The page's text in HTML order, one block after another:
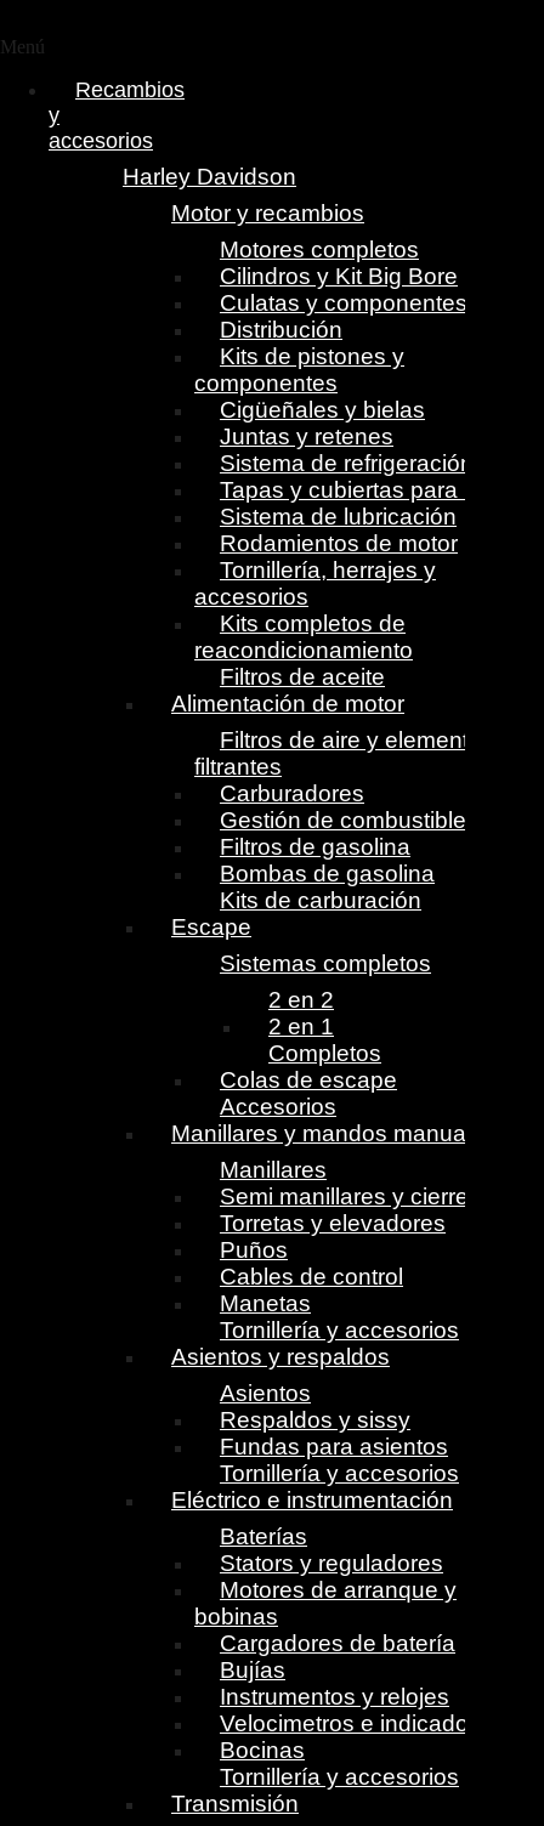
Menú
Recambios
y
accesorios
Harley Davidson
Motor y recambios
Motores completos
Cilindros y Kit Big Bore
Culatas y componentes
Distribución
Kits de pistones y
componentes
Cigüeñales y bielas
Juntas y retenes
Sistema de refrigeración
Tapas y cubiertas para motor
Sistema de lubricación
Rodamientos de motor
Tornillería, herrajes y
accesorios
Kits completos de
reacondicionamiento
Filtros de aceite
Alimentación de motor
Filtros de aire y elementos
filtrantes
Carburadores
Gestión de combustible
Filtros de gasolina
Bombas de gasolina
Kits de carburación
Escape
Sistemas completos
2 en 2
2 en 1
Completos
Colas de escape
Accesorios
Manillares y mandos manuales
Manillares
Semi manillares y cierres
Torretas y elevadores
Puños
Cables de control
Manetas
Tornillería y accesorios
Asientos y respaldos
Asientos
Respaldos y sissy
Fundas para asientos
Tornillería y accesorios
Eléctrico e instrumentación
Baterías
Stators y reguladores
Motores de arranque y
bobinas
Cargadores de batería
Bujías
Instrumentos y relojes
Velocimetros e indicadores
Bocinas
Tornillería y accesorios
Transmisión